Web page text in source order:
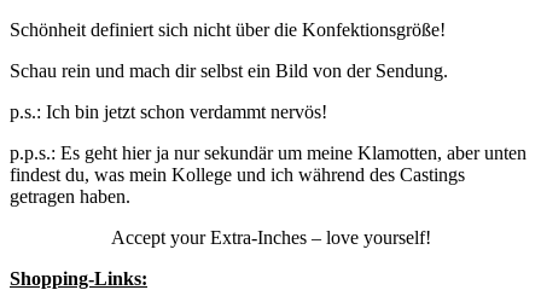
Schönheit definiert sich nicht über die Konfektionsgröße!
Schau rein und mach dir selbst ein Bild von der Sendung.
p.s.: Ich bin jetzt schon verdammt nervös!
p.p.s.: Es geht hier ja nur sekundär um meine Klamotten, aber unten
findest du, was mein Kollege und ich während des Castings
getragen haben.
Accept your Extra-Inches – love yourself!
Shopping-Links: